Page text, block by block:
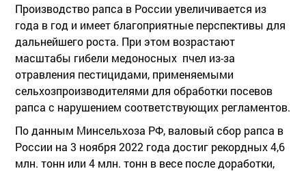
Производство рапса в России увеличивается из
года в год и имеет благоприятные перспективы для
дальнейшего роста. При этом возрастают
масштабы гибели медоносных пчел из-за
отравления пестицидами, применяемыми
сельхозпроизводителями для обработки посевов
рапса с нарушением соответствующих регламентов.
По данным Минсельхоза РФ, валовый сбор рапса в
России на 3 ноября 2022 года достиг рекордных 4,6
млн. тонн или 4 млн. тонн в весе после доработки,